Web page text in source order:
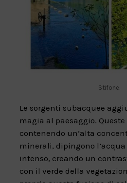
Stifone.
Le sorgenti subacquee
magia al paesaggio.
contenendo un’alta
minerali, dipingono
intenso, creando un
con il verde della